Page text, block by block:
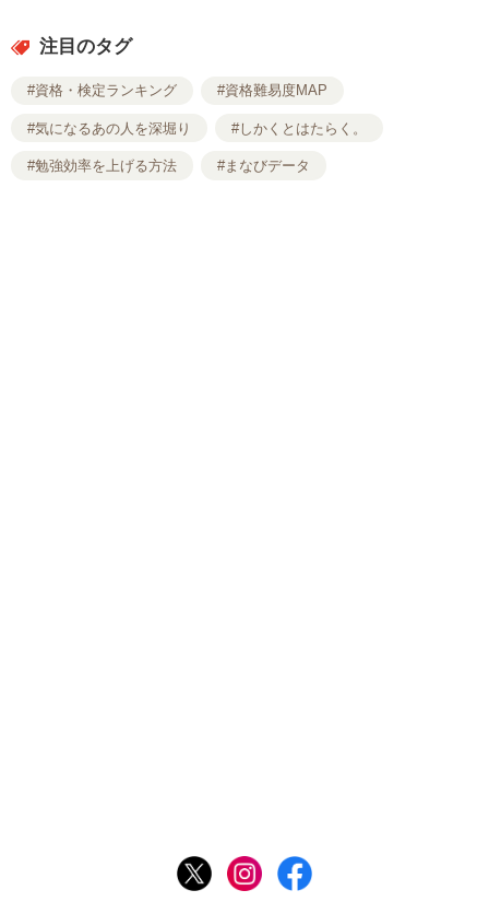
注目のタグ
#資格・検定ランキング #資格難易度MAP
#気になるあの人を深堀り #しかくとはたらく。
#勉強効率を上げる方法 #まなびデータ